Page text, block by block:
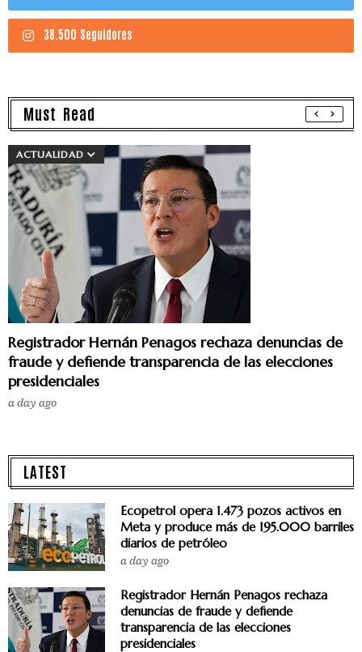
38.500 Seguidores
Must Read
ACTUALIDAD
Registrador Hernán Penagos rechaza denuncias de
fraude y defiende transparencia de las elecciones
presidenciales
a day ago
LATEST
Ecopetrol opera 1.473 pozos activos en
Meta y produce más de 195.000 barriles
diarios de petróleo
a day ago
Registrador Hernán Penagos rechaza
denuncias de fraude y defiende
transparencia de las elecciones
presidenciales